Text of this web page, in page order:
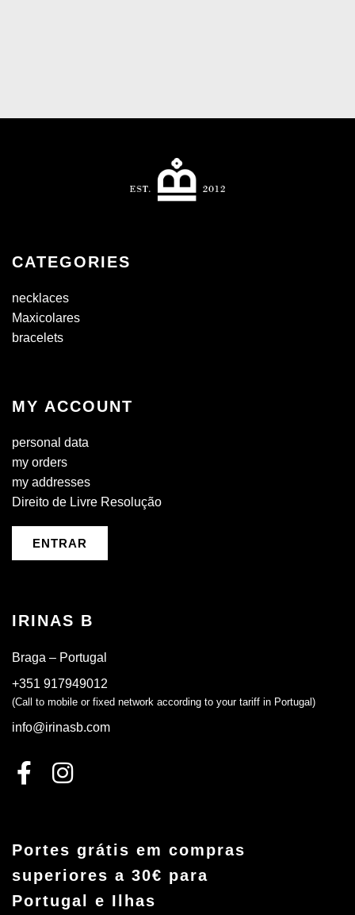
CATEGORIES
necklaces
Maxicolares
bracelets
MY ACCOUNT
personal data
my orders
my addresses
Direito de Livre Resolução
ENTRAR
IRINAS B
Braga – Portugal
+351 917949012
(Call to mobile or fixed network according to your tariff in Portugal)
info@irinasb.com
Portes grátis em compras
superiores a 30€ para
Portugal e Ilhas